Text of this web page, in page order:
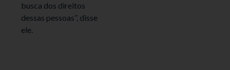
busca dos direitos
dessas pessoas”, disse
ele.